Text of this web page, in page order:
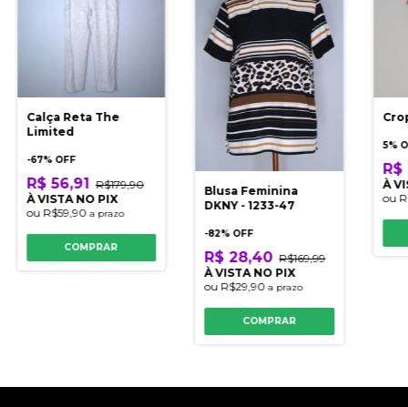
Calça Reta The
Limited
-67% OFF
R$ 56,91 R$179,90
À VISTA NO PIX
ou R$59,90 a prazo
COMPRAR
Blusa Feminina
DKNY - 1233-47
-82% OFF
R$ 28,40 R$169,99
À VISTA NO PIX
ou R$29,90a prazo
COMPRAR
5%
R$
À
ou